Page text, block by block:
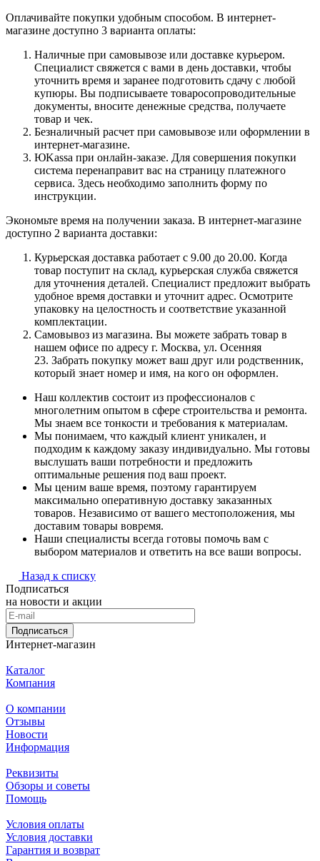
Оплачивайте покупки удобным способом. В интернет-
магазине доступно 3 варианта оплаты:
Наличные при самовывозе или доставке курьером.
Специалист свяжется с вами в день доставки, чтобы
уточнить время и заранее подготовить сдачу с любой
купюры. Вы подписываете товаросопроводительные
документы, вносите денежные средства, получаете
товар и чек.
Безналичный расчет при самовывозе или оформлении в
интернет-магазине.
ЮKassa при онлайн-заказе. Для совершения покупки
система перенаправит вас на страницу платежного
сервиса. Здесь необходимо заполнить форму по
инструкции.
Экономьте время на получении заказа. В интернет-магазине
доступно 2 варианта доставки:
Курьерская доставка работает с 9.00 до 20.00. Когда
товар поступит на склад, курьерская служба свяжется
для уточнения деталей. Специалист предложит выбрать
удобное время доставки и уточнит адрес. Осмотрите
упаковку на целостность и соответствие указанной
комплектации.
Самовывоз из магазина. Вы можете забрать товар в
нашем офисе по адресу г. Москва, ул. Осенняя
23. Забрать покупку может ваш друг или родственник,
который знает номер и имя, на кого он оформлен.
Наш коллектив состоит из профессионалов с
многолетним опытом в сфере строительства и ремонта.
Мы знаем все тонкости и требования к материалам.
Мы понимаем, что каждый клиент уникален, и
подходим к каждому заказу индивидуально. Мы готовы
выслушать ваши потребности и предложить
оптимальные решения под ваш проект.
Мы ценим ваше время, поэтому гарантируем
максимально оперативную доставку заказанных
товаров. Независимо от вашего местоположения, мы
доставим товары вовремя.
Наши специалисты всегда готовы помочь вам с
выбором материалов и ответить на все ваши вопросы.
Назад к списку
Подписаться
на новости и акции
Подписаться
Интернет-магазин
Каталог
Компания
О компании
Отзывы
Новости
Информация
Реквизиты
Обзоры и советы
Помощь
Условия оплаты
Условия доставки
Гарантия и возврат